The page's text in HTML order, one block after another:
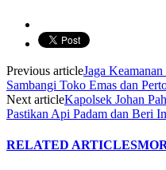
Previous articleJaga Keamanan
Sambangi Toko Emas dan
Next articleKapolsek Johan
Pastikan Api Padam dan Beri
RELATED ARTICLES